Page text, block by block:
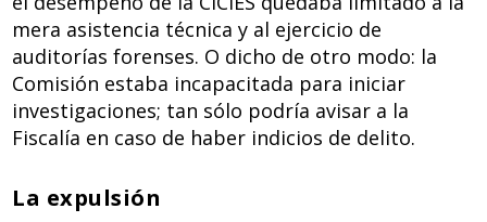
mera asistencia técnica y al ejercicio de
auditorías forenses. O dicho de otro modo: la
Comisión estaba incapacitada para iniciar
investigaciones; tan sólo podría avisar a la
Fiscalía en caso de haber indicios de delito.
La expulsión